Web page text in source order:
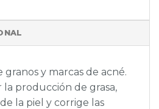
y marcas de acné.
producción de grasa,
la piel y corrige las